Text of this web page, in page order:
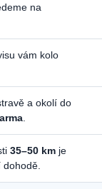
na
vám kolo
a okolí do
35–50 km je